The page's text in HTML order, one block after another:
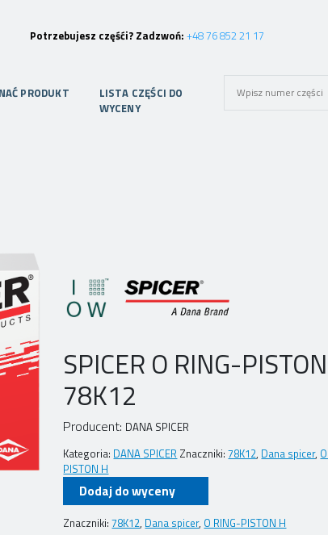
Potrzebujesz częśći? Zadzwoń: +48 76 852 21 17
PRODUKT
LISTA CZĘŚCI DO
WYCENY
SPICER O RING-
78K12
Producent: DANA SPICER
Kategoria: DANA SPICER Znaczniki:78K12, Dana spicer,
PISTON H
Dodaj do wyceny
Znaczniki:78K12, Dana spicer, O RING-PISTON H